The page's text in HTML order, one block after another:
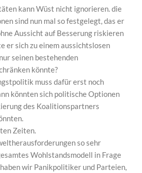
kann Wüst nicht ignorieren. die
sind nun mal so festgelegt, das er
Aussicht auf Besserung riskieren
er sich zu einem aussichtslosen
seinen bestehenden
könnte?
muss dafür erst noch
könnten sich politische Optionen
des Koalitionspartners
Zeiten.
so sehr
Wohlstandsmodell in Frage
wir Panikpolitiker und Parteien,